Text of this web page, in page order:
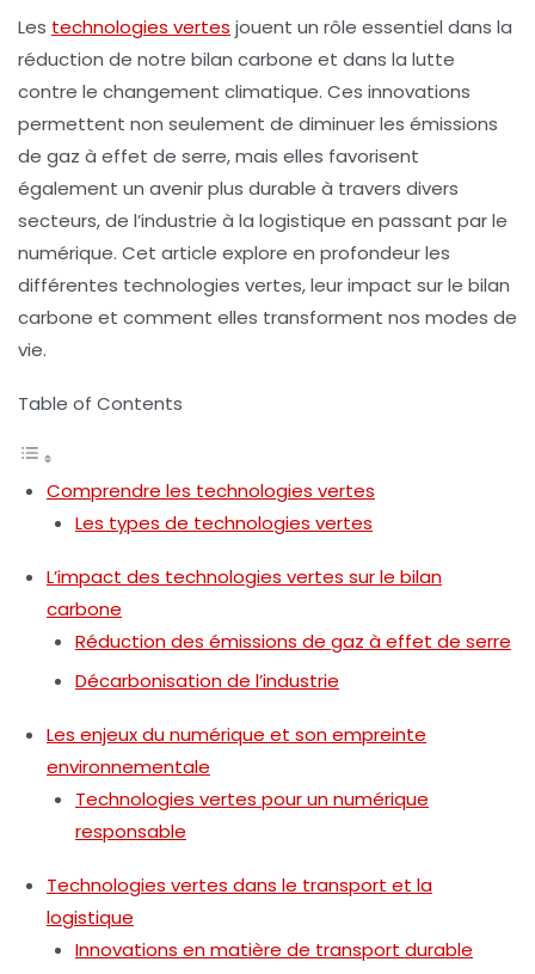
Les technologies vertes jouent un rôle essentiel dans la
réduction de notre bilan carbone et dans la lutte
contre le changement climatique. Ces innovations
permettent non seulement de diminuer les émissions
de gaz à effet de serre, mais elles favorisent
également un avenir plus durable à travers divers
secteurs, de l’industrie à la logistique en passant par le
numérique. Cet article explore en profondeur les
différentes technologies vertes, leur impact sur le bilan
carbone et comment elles transforment nos modes de
vie.
Table of Contents
Comprendre les technologies vertes
Les types de technologies vertes
L’impact des technologies vertes sur le bilan
carbone
Réduction des émissions de gaz à effet de serre
Décarbonisation de l’industrie
Les enjeux du numérique et son empreinte
environnementale
Technologies vertes pour un numérique
responsable
Technologies vertes dans le transport et la
logistique
Innovations en matière de transport durable